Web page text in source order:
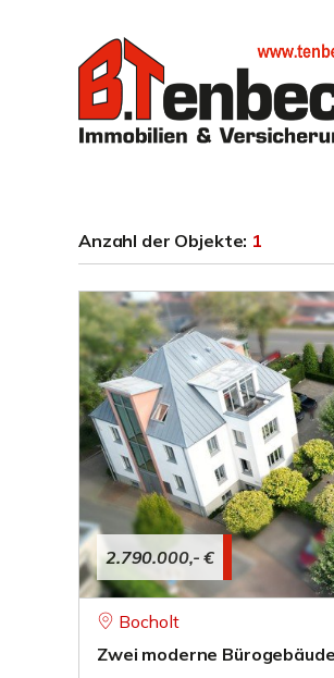
Anzahl der Objekte: 1
2.790.000,- €
Bocholt
Zwei moderne